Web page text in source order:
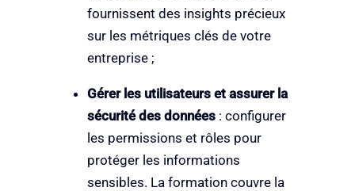
fournissent des insights précieux
sur les métriques clés de votre
entreprise ;
Gérer les utilisateurs et assurer la
sécurité des données: configurer
les permissions et rôles pour
protéger les informations
sensibles. La formation couvre la